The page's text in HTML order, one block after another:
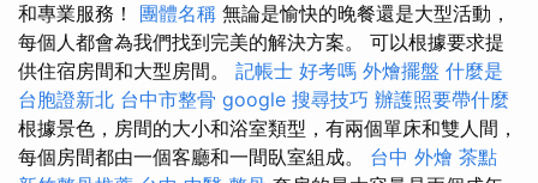
和專業服務！ 團體名稱 無論是愉快的晚餐還是大型活動，
每個人都會為我們找到完美的解決方案。 可以根據要求提
供住宿房間和大型房間。 記帳士 好考嗎 外燴擺盤 什麼是
台胞證新北 台中市整骨 google 搜尋技巧 辦護照要帶什麼
根據景色，房間的大小和浴室類型，有兩個單床和雙人間，
每個房間都由一個客廳和一間臥室組成。 台中 外燴 茶點